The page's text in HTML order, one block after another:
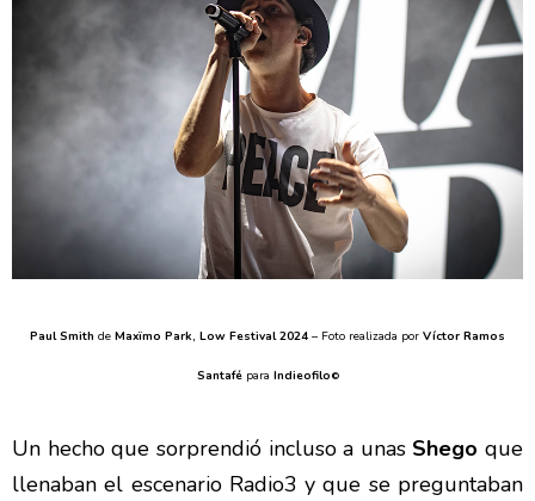
Paul Smith de Maxïmo Park, Low Festival 2024 – Foto realizada por Víctor Ramos
Santafépara Indieofilo©
Un hecho que sorprendió incluso a unas Shego que
llenaban el escenario Radio3 y que se preguntaban